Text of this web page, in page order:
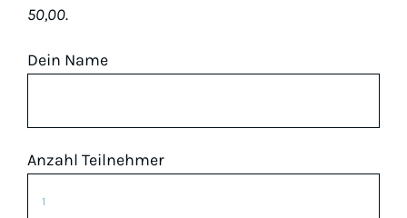
50,00.
Dein Name
Anzahl Teilnehmer